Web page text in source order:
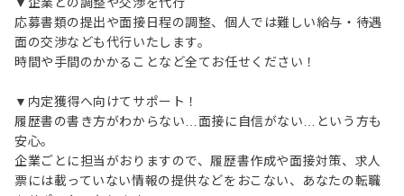
応募書類の提出や面接日程の調整、個人では難しい給与・待遇
面の交渉なども代行いたします。
時間や手間のかかることなど全てお任せください！
▼内定獲得へ向けてサポート！
履歴書の書き方がわからない…面接に自信がない…という方も
安心。
企業ごとに担当がおりますので、履歴書作成や面接対策、求人
票には載っていない情報の提供などをおこない、あなたの転職